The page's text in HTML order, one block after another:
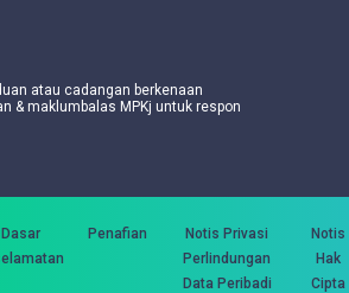
atau cadangan berkenaan
& maklumbalas MPKj untuk respon
Dasar
Penafian
Notis Privasi
Perlindungan
Data Peribadi
Notis
Hak
Cipta